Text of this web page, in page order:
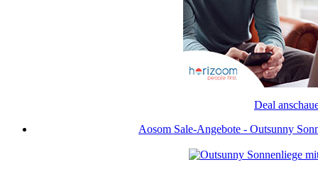
Deal
Aosom Sale-Angebote - Outsunny